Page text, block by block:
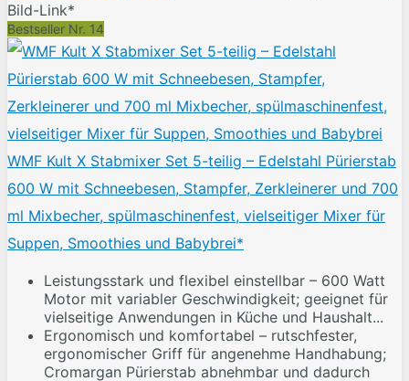
Bild-Link*
Bestseller Nr. 14
WMF Kult X Stabmixer Set 5-teilig – Edelstahl Pürierstab
600 W mit Schneebesen, Stampfer, Zerkleinerer und 700
ml Mixbecher, spülmaschinenfest, vielseitiger Mixer für
Suppen, Smoothies und Babybrei*
Leistungsstark und flexibel einstellbar – 600 Watt
Motor mit variabler Geschwindigkeit; geeignet für
vielseitige Anwendungen in Küche und Haushalt...
Ergonomisch und komfortabel – rutschfester,
ergonomischer Griff für angenehme Handhabung;
Cromargan Pürierstab abnehmbar und dadurch